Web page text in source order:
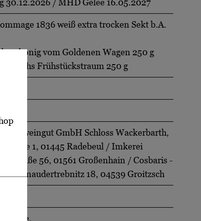
30.12.2026 / MHD Gelee 16.05.2027
1836 weiß extra trocken Sekt b.A.
vom Goldenen Wagen 250 g
Frühstückstraum 250 g
GmbH Schloss Wackerbarth,
1, 01445 Radebeul / Imkerei
56, 01561 Großenhain / Cosbaris -
Schnaudertrebnitz 18, 04539 Groitzsch
Sulfite.